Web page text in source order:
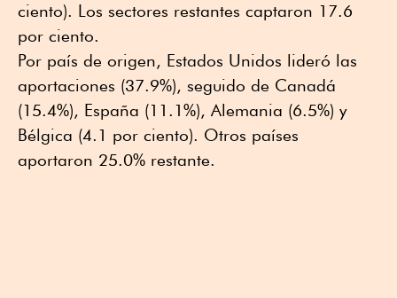
ciento). Los sectores restantes captaron 17.6
por ciento.
Por país de origen, Estados Unidos lideró las
aportaciones (37.9%), seguido de Canadá
(15.4%), España (11.1%), Alemania (6.5%) y
Bélgica (4.1 por ciento). Otros países
aportaron 25.0% restante.